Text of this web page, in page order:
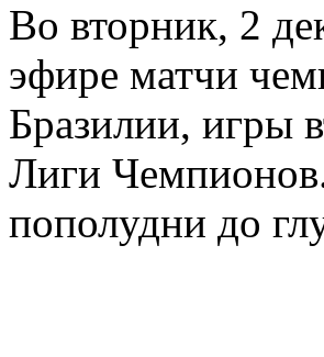
Во вторник, 2
эфире матчи
Бразилии, игры
Лиги
пополудни до